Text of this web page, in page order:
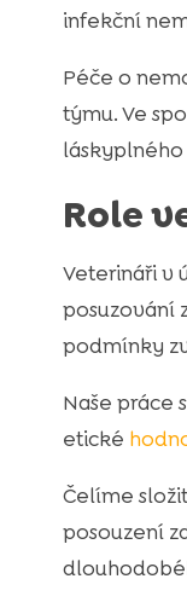
infekční
Péče o
týmu. Ve
Role
Veterináři v
posuzování
podmínky
Naše práce
etické
Čelíme
posouzení